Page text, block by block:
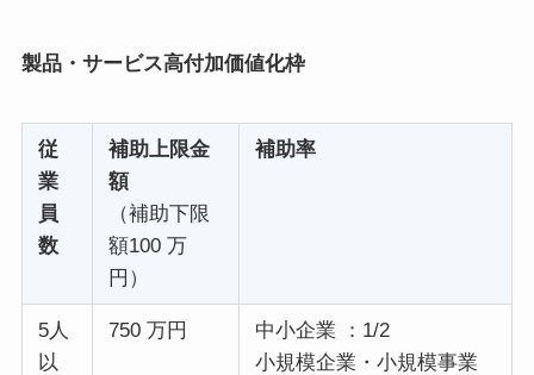
製品・サービス高付加価値化枠
従
業
員
数
補助上限金
額
（補助下限
額100 万
円）
補助率
5人
以
750 万円
中小企業 ：1/2
小規模企業・小規模事業